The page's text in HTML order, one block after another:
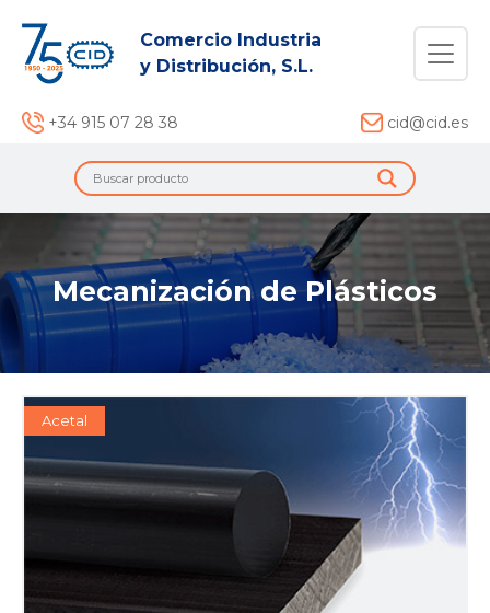
Comercio Industria
y Distribución, S.L.
+34 915 07 28 38 cid@cid.es
Mecanización de Plásticos
Acetal